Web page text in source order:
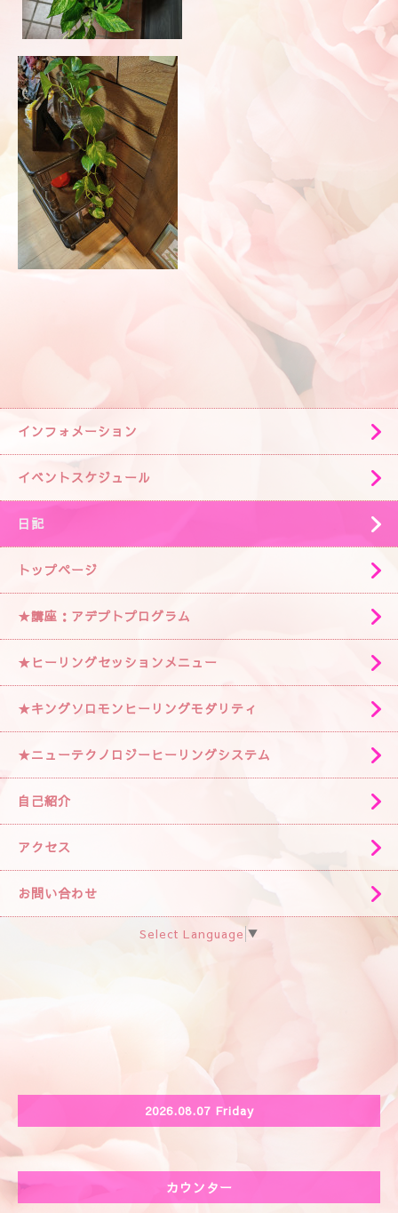
インフォメーション
イベントスケジュール
日記
トップページ
★講座：アデプトプログラム
★ヒーリングセッションメニュー
★キングソロモンヒーリングモダリティ
★ニューテクノロジーヒーリングシステム
自己紹介
アクセス
お問い合わせ
Select Language ▼
2026.08.07 Friday
カウンター